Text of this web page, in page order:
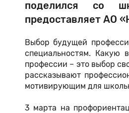
поделился со
предоставляет АО
Выбор будущей
специальностям. Какую
профессии – это выбор
рассказывают
мотивирующим для
3 марта на